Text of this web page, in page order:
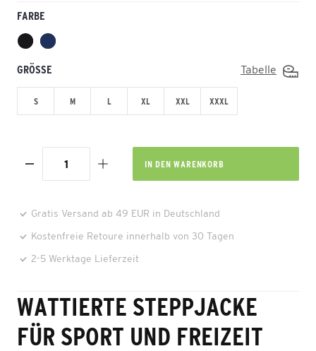
FARBE
GRÖSSE Tabelle
S M L XL XXL XXXL
IN DEN WARENKORB
Gratis Versand ab 49 EUR in Deutschland
Kostenfreie Retoure innerhalb von 30 Tagen
2-5 Werktage Lieferzeit
WATTIERTE STEPPJACKE
FÜR SPORT UND FREIZEIT